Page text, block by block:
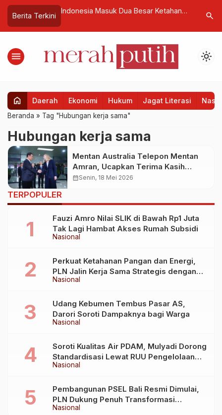
Berita Terkini
Aturan Teknis
Indonesia Masuk Dua Besar Ketahanan
Pusat
dan
search
menu light_mode
home Daerah Ekonomi Hukum Jagat Literasi
Beranda » Tag "Hubungan kerja sama"
Hubungan kerja sama
Mentan Australia Telepon Mentan
Amran, Ucapkan Terima Kasih
Indonesia Pasok Pupuk di Tengah
calendar_monthSenin, 18 Mei 2026
TERPOPULER
Nasional
Fauzi Amro Nilai SLIK di Bawah Rp1 Juta
Tak Lagi Hambat Akses Rumah Subsidi
Nasional
Perkuat Ketahanan Pangan dan Energi,
PLN Jalin Kerja Sama Strategis dengan
Kementerian Kelautan dan Perikanan
Nasional
Udang Kebumen Tembus Pasar AS,
Darori Soroti Dampaknya bagi Warga
Nasional
Soroti Kualitas Air PDAM, Mulyadi Dorong
Standardisasi Lewat RUU Pengelolaan
Air Minum
Nasional
Pembangunan PSEL Bali Resmi Dimulai,
PLN Dukung Penuh Transformasi
Nasional Pengelolaan Sampah Jadi